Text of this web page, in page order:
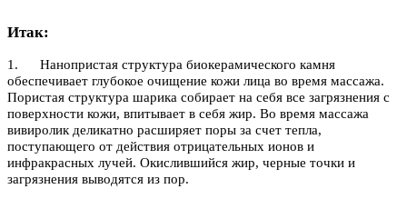
Итак:
1. Нанопристая структура биокерамического камня
обеспечивает глубокое очищение кожи лица во время массажа.
Пористая структура шарика собирает на себя все загрязнения с
поверхности кожи, впитывает в себя жир. Во время массажа
вивиролик деликатно расширяет поры за счет тепла,
поступающего от действия отрицательных ионов и
инфракрасных лучей. Окислившийся жир, черные точки и
загрязнения выводятся из пор.